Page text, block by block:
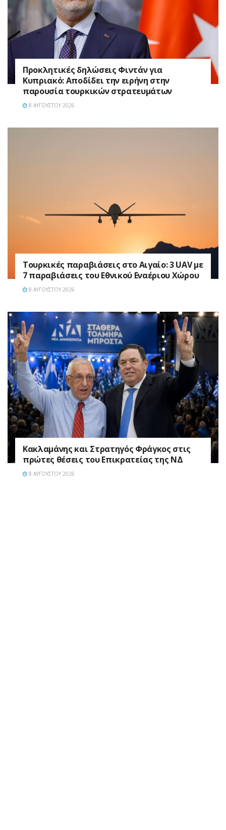
Προκλητικές δηλώσεις Φιντάν για
Κυπριακό: Αποδίδει την ειρήνη στην
παρουσία τουρκικών στρατευμάτων
8 ΑΥΓΟΎΣΤΟΥ 2026
Τουρκικές παραβιάσεις στο Αιγαίο: 3 UAV με
7 παραβιάσεις του Εθνικού Εναέριου Χώρου
8 ΑΥΓΟΎΣΤΟΥ 2026
Κακλαμάνης και Στρατηγός Φράγκος στις
πρώτες θέσεις του Επικρατείας της ΝΔ
8 ΑΥΓΟΎΣΤΟΥ 2026